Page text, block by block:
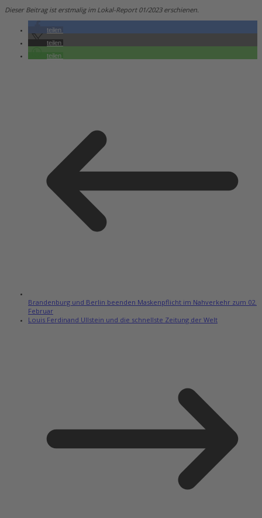
Dieser Beitrag ist erstmalig im Lokal-Report 01/2023 erschienen.
teilen
teilen
teilen
Brandenburg und Berlin beenden Maskenpflicht im Nahverkehr zum 02.
Februar
Louis Ferdinand Ullstein und die schnellste Zeitung der Welt